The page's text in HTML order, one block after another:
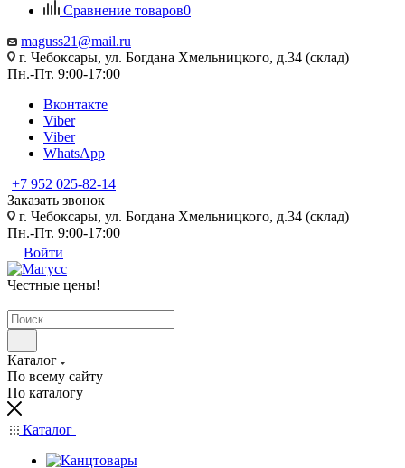
Сравнение товаров0
maguss21@mail.ru
г. Чебоксары, ул. Богдана Хмельницкого, д.34 (склад)
Пн.-Пт. 9:00-17:00
Вконтакте
Viber
Viber
WhatsApp
+7 952 025-82-14
Заказать звонок
г. Чебоксары, ул. Богдана Хмельницкого, д.34 (склад)
Пн.-Пт. 9:00-17:00
Войти
Честные цены!
Каталог
По всему сайту
По каталогу
Каталог